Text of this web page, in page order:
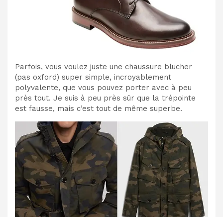
Parfois, vous voulez juste une chaussure blucher
(pas oxford) super simple, incroyablement
polyvalente, que vous pouvez porter avec à peu
près tout. Je suis à peu près sûr que la trépointe
est fausse, mais c’est tout de même superbe.